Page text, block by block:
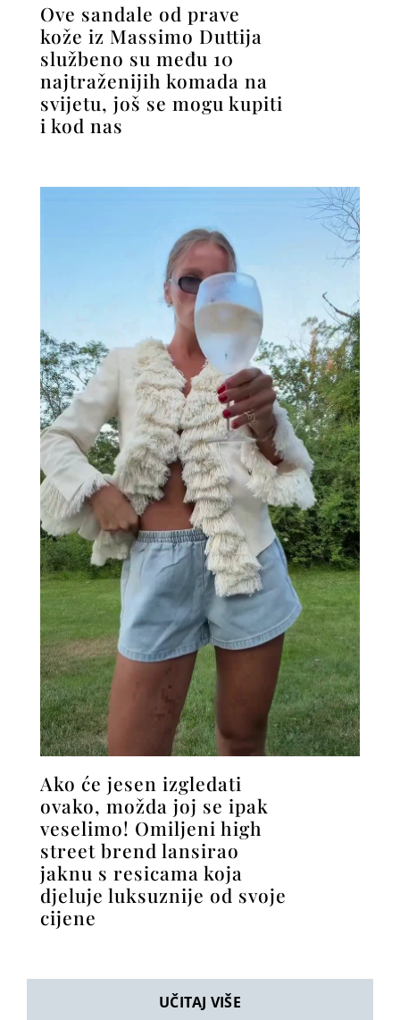
Ove sandale od prave
kože iz Massimo Duttija
službeno su među 10
najtraženijih komada na
svijetu, još se mogu kupiti
i kod nas
Ako će jesen izgledati
ovako, možda joj se ipak
veselimo! Omiljeni high
street brend lansirao
jaknu s resicama koja
djeluje luksuznije od svoje
cijene
UČITAJ VIŠE